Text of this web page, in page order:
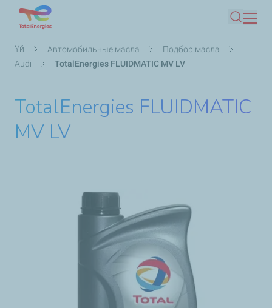
main
content
Іздеу
Breadcrumb
Үй Автомобильные масла
Подбор масла
Audi
TotalEnergies FLUIDMATIC MV LV
TotalEnergies FLUIDMATIC
MV LV